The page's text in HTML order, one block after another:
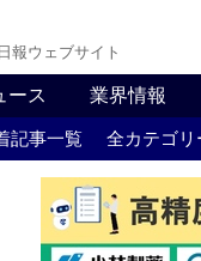
報ウェブサイト
ース 業界情報
記事一覧 全カテゴリ